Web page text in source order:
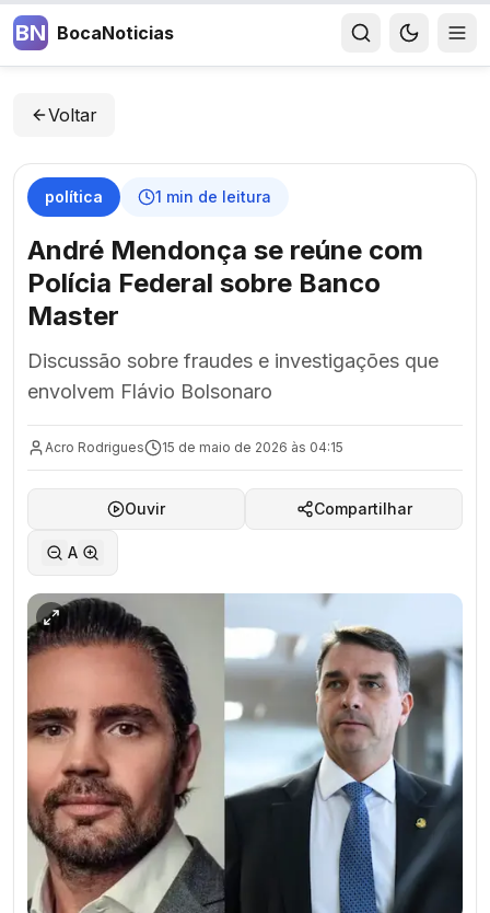
BN BocaNoticias
Voltar
política 1 min de leitura
André Mendonça se reúne com
Polícia Federal sobre Banco
Master
Discussão sobre fraudes e investigações que
envolvem Flávio Bolsonaro
Acro Rodrigues 15 de maio de 2026 às 04:15
Ouvir Compartilhar
A